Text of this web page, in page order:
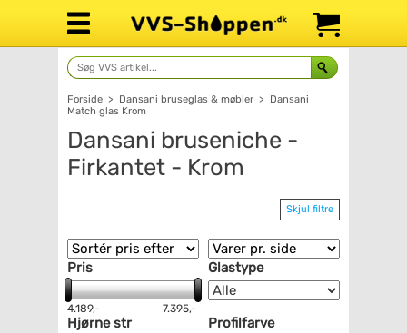
Forside > Dansani bruseglas & møbler >
Dansani
Match glas Krom
Dansani bruseniche -
Firkantet - Krom
Skjul filtre
Pris
4.189,- 7.395,-
Glastype
Hjørne str Profilfarve